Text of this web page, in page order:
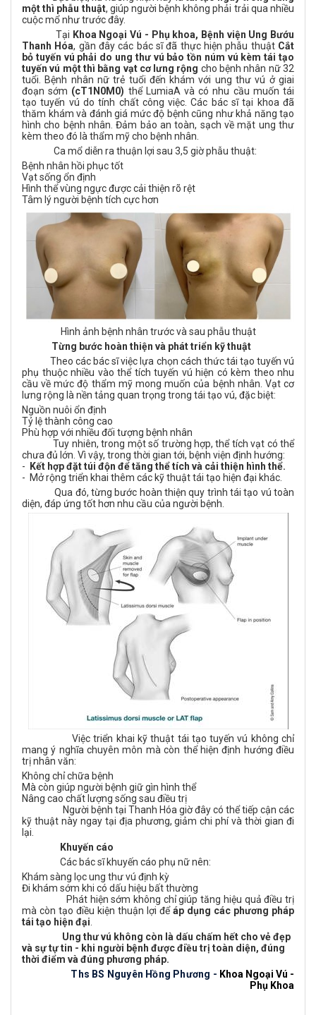
một thì phẫu thuật, giúp người bệnh không phải trải qua nhiều
cuộc mổ như trước đây.
Tại Khoa Ngoại Vú - Phụ khoa, Bệnh viện Ung Bướu
Thanh Hóa, gần đây các bác sĩ đã thực hiện phẫu thuật Cắt
bỏ tuyến vú phải do ung thư vú bảo tồn núm vú kèm tái tạo
tuyến vú một thì bằng vạt cơ lưng rộng cho bệnh nhân nữ 32
tuổi. Bệnh nhân nữ trẻ tuổi đến khám với ung thư vú ở giai
đoạn sớm (cT1N0M0) thể LumiaA và có nhu cầu muốn tái
tạo tuyến vú do tính chất công việc. Các bác sĩ tại khoa đã
thăm khám và đánh giá mức độ bệnh cũng như khả năng tạo
hình cho bệnh nhân. Đảm bảo an toàn, sạch về mặt ung thư
kèm theo đó là thẩm mỹ cho bệnh nhân.
Ca mổ diễn ra thuận lợi sau 3,5 giờ phẫu thuật:
Bệnh nhân hồi phục tốt
Vạt sống ổn định
Hình thể vùng ngực được cải thiện rõ rệt
Tâm lý người bệnh tích cực hơn
Hình ảnh bệnh nhân trước và sau phẫu thuật
Từng bước hoàn thiện và phát triển kỹ thuật
Theo các bác sĩ việc lựa chọn cách thức tái tạo tuyến vú
phụ thuộc nhiều vào thể tích tuyến vú hiện có kèm theo nhu
cầu về mức độ thẩm mỹ mong muốn của bệnh nhân. Vạt cơ
lưng rộng là nền tảng quan trọng trong tái tạo vú, đặc biệt:
Nguồn nuôi ổn định
Tỷ lệ thành công cao
Phù hợp với nhiều đối tượng bệnh nhân
Tuy nhiên, trong một số trường hợp, thể tích vạt có thể
chưa đủ lớn. Vì vậy, trong thời gian tới, bệnh viện định hướng:
-
Kết hợp đặt túi độn để tăng thể tích và cải thiện hình thể.
- Mở rộng triển khai thêm các kỹ thuật tái tạo hiện đại khác.
Qua đó, từng bước hoàn thiện quy trình tái tạo vú toàn
diện, đáp ứng tốt hơn nhu cầu của người bệnh.
Việc triển khai kỹ thuật tái tạo tuyến vú không chỉ
mang ý nghĩa chuyên môn mà còn thể hiện định hướng điều
trị nhân văn:
Không chỉ chữa bệnh
Mà còn giúp người bệnh giữ gìn hình thể
Nâng cao chất lượng sống sau điều trị
Người bệnh tại Thanh Hóa giờ đây có thể tiếp cận các
kỹ thuật này ngay tại địa phương, giảm chi phí và thời gian đi
lại.
Khuyến cáo
Các bác sĩ khuyến cáo phụ nữ nên:
Khám sàng lọc ung thư vú định kỳ
Đi khám sớm khi có dấu hiệu bất thường
Phát hiện sớm không chỉ giúp tăng hiệu quả điều trị
mà còn tạo điều kiện thuận lợi đểáp dụng các phương pháp
tái tạo hiện đại.
Ung thư vú không còn là dấu chấm hết cho vẻ đẹp
và sự tự tin - khi người bệnh được điều trị toàn diện, đúng
thời điểm và đúng phương pháp.
Ths BS Nguyên Hồng Phương - Khoa Ngoại Vú -
Phụ Khoa